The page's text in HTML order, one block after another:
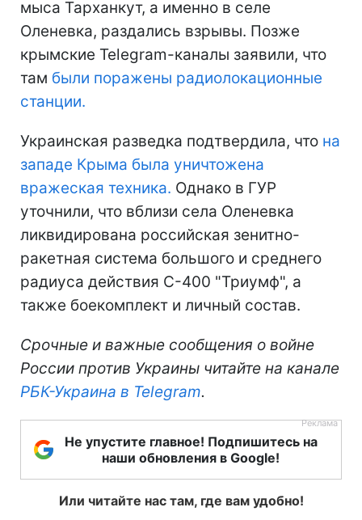
мыса Тарханкут, а именно в селе
Оленевка, раздались взрывы. Позже
крымские Telegram-каналы заявили, что
там были поражены радиолокационные
станции.
Украинская разведка подтвердила, что на
западе Крыма была уничтожена
вражеская техника. Однако в ГУР
уточнили, что вблизи села Оленевка
ликвидирована российская зенитно-
ракетная система большого и среднего
радиуса действия С-400 "Триумф", а
также боекомплект и личный состав.
Срочные и важные сообщения о войне
России против Украины читайте на канале
РБК-Украина в Telegram.
Не упустите главное! Подпишитесь на
наши обновления в Google!
Или читайте нас там, где вам удобно!